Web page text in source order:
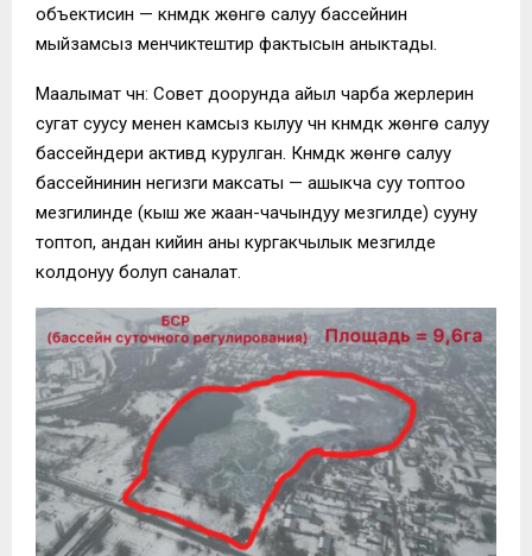
объектисин — күнүмдүк жөнгө салуу бассейнин
мыйзамсыз менчиктештирүү фактысын аныктады.
Маалымат үчүн: Совет доорунда айыл чарба жерлерин
сугат суусу менен камсыз кылуу үчүн күнүмдүк жөнгө салуу
бассейндери активдүү курулган. Күнүмдүк жөнгө салуу
бассейнинин негизги максаты — ашыкча суу топтоо
мезгилинде (кыш же жаан-чачындуу мезгилде) сууну
топтоп, андан кийин аны кургакчылык мезгилде
колдонуу болуп саналат.